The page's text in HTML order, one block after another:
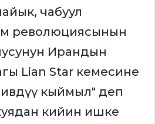
чабуул
революциясынын
Ирандын
Lian Star кемесине
кыймыл" деп
кийин ишке